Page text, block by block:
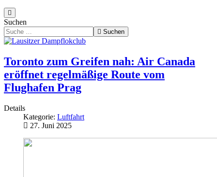
Suchen
Suchen
Toronto zum Greifen nah: Air Canada
eröffnet regelmäßige Route vom
Flughafen Prag
Details
Kategorie: Luftfahrt
27. Juni 2025